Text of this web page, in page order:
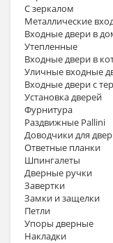
С зеркалом
Металлические
Входные двери в
Утепленные
Входные двери в
Уличные входные
Входные двери с
Установка дверей
Фурнитура
Раздвижные Pallini
Доводчики для
Ответные планки
Шпингалеты
Дверные ручки
Завертки
Замки и защелки
Петли
Упоры дверные
Накладки